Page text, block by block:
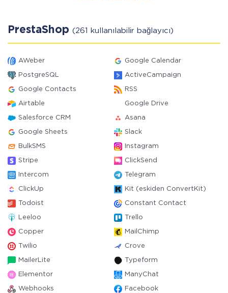
PrestaShop (261 kullanılabilir bağlayıcı)
AWeber Google Calendar
PostgreSQL ActiveCampaign
Google Contacts RSS
Airtable Google Drive
Salesforce CRM Asana
Google Sheets Slack
BulkSMS Instagram
Stripe ClickSend
Intercom Telegram
ClickUp Kit (eskiden ConvertKit)
Todoist Constant Contact
Leeloo Trello
Copper MailChimp
Twilio Crove
MailerLite Typeform
Elementor ManyChat
Webhooks Facebook